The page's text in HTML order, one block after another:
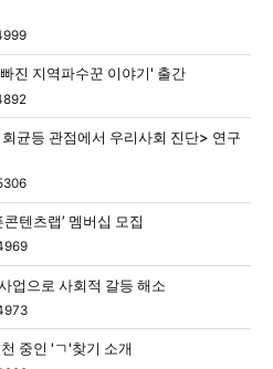
진 지역파수꾼 이야기' 출간
균등 관점에서 우리사회 진단> 연구
텐츠랩’ 멤버십 모집
업으로 사회적 갈등 해소
중인 'ㄱ'찾기 소개